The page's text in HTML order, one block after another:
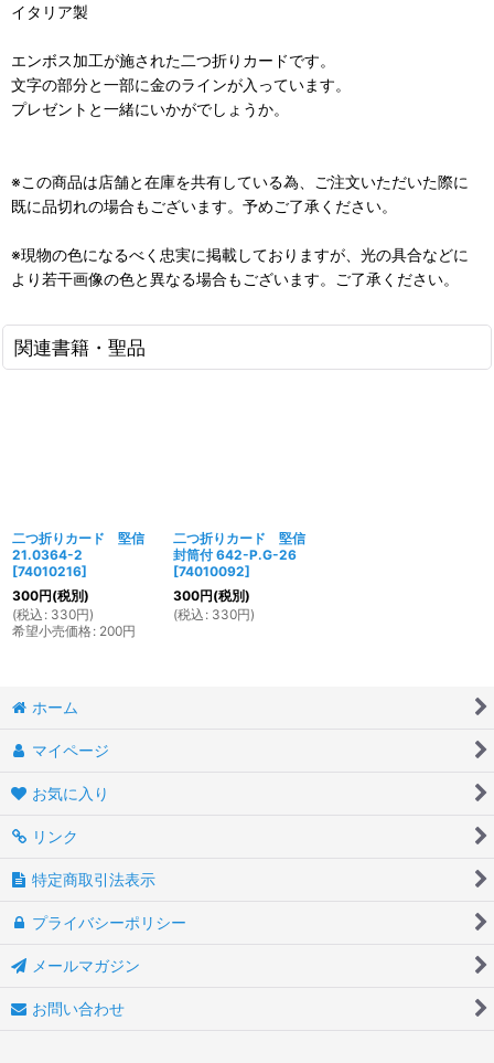
イタリア製
エンボス加工が施された二つ折りカードです。
文字の部分と一部に金のラインが入っています。
プレゼントと一緒にいかがでしょうか。
※この商品は店舗と在庫を共有している為、ご注文いただいた際に
既に品切れの場合もございます。予めご了承ください。
※現物の色になるべく忠実に掲載しておりますが、光の具合などに
より若干画像の色と異なる場合もございます。ご了承ください。
関連書籍・聖品
二つ折りカード 堅信
21.0364-2
[74010216]
300円(税別)
(税込 : 330円)
希望小売価格: 200円
二つ折りカード 堅信
封筒付 642-P.G-26
[74010092]
300円(税別)
(税込 : 330円)
ホーム
マイページ
お気に入り
リンク
特定商取引法表示
プライバシーポリシー
メールマガジン
お問い合わせ